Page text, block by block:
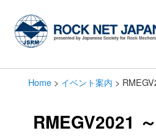
Home > イベント案内 >
RMEGV2021